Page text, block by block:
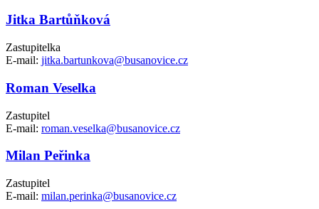
Jitka Bartůňková
Zastupitelka
E-mail: jitka.bartunkova@busanovice.cz
Roman Veselka
Zastupitel
E-mail: roman.veselka@busanovice.cz
Milan Peřinka
Zastupitel
E-mail: milan.perinka@busanovice.cz